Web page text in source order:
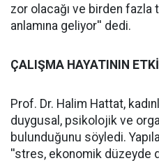
zor olacağı ve birden
anlamına geliyor'' dedi.
ÇALIŞMA HAYATININ
Prof. Dr. Halim Hattat,
duygusal, psikolojik ve
bulunduğunu söyledi.
''stres, ekonomik düzeyde